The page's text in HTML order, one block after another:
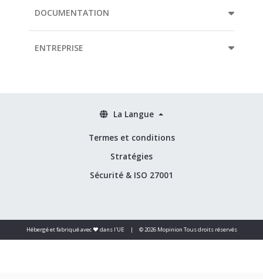
DOCUMENTATION
ENTREPRISE
Termes et conditions
Stratégies
Sécurité & ISO 27001
La Langue
Hébergé et fabriqué avec ❤️ dans l'UE | © 2026 Mopinion Tous droits réservés